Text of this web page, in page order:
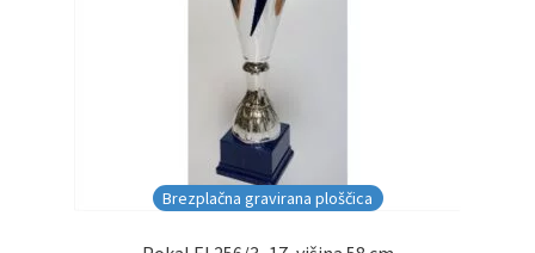
Brezplačna gravirana ploščica